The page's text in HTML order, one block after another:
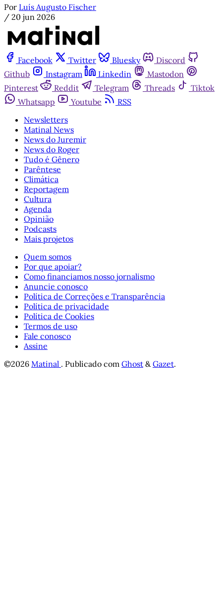
Por Luís Augusto Fischer
/ 20 jun 2026
Facebook Twitter Bluesky
Discord
Github
Instagram Linkedin
Mastodon
Pinterest
Reddit Telegram Threads
Tiktok
Whatsapp
Youtube
RSS
Newsletters
Matinal News
News do Juremir
News do Roger
Tudo é Gênero
Parêntese
Climática
Reportagem
Cultura
Agenda
Opinião
Podcasts
Mais projetos
Quem somos
Por que apoiar?
Como financiamos nosso jornalismo
Anuncie conosco
Política de Correções e Transparência
Política de privacidade
Política de Cookies
Termos de uso
Fale conosco
Assine
©2026 Matinal . Publicado com Ghost &Gazet.